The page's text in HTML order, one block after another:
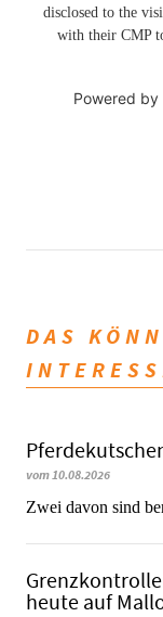
disclosed to the
with their CMP
Powered by
DAS
vom 10.08.2026
Zwei davon sind
heute auf